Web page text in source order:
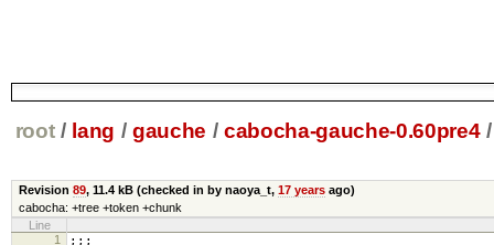
root / lang / gauche / cabocha-gauche-0.60pre4 /
Revision 89, 11.4 kB(checked in by naoya_t, 17 yearsago)
cabocha: +tree +token +chunk
Line
1
;;;